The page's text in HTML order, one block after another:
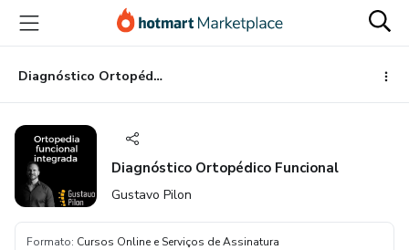
para
conteúdo
principal
para
pagamento
para
rodapé
Diagnóstico Ortopédico Funcional
Diagnóstico Ortopédico Funcional
Gustavo Pilon
Formato: Cursos Online e Serviços de Assinatura